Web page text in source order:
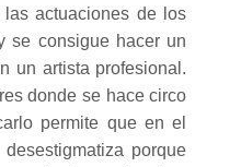
actuaciones de los
se consigue hacer un
un artista profesional.
donde se hace circo
permite que en el
porque